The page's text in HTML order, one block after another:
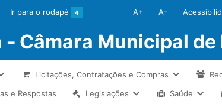
Ir para o rodapé 4 A+ A-
Câmara Municipal
Licitações, Contratações e Compras
e Respostas Legislações Saúde